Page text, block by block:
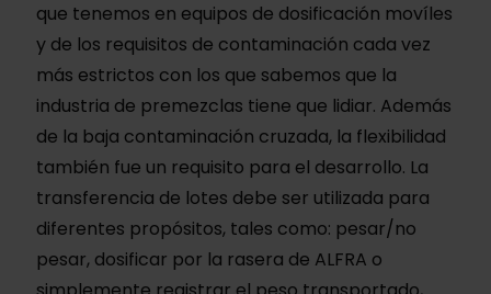
que tenemos en equipos de dosificación movíles
y de los requisitos de contaminación cada vez
más estrictos con los que sabemos que la
industria de premezclas tiene que lidiar. Además
de la baja contaminación cruzada, la flexibilidad
también fue un requisito para el desarrollo. La
transferencia de lotes debe ser utilizada para
diferentes propósitos, tales como: pesar/no
pesar, dosificar por la rasera de ALFRA o